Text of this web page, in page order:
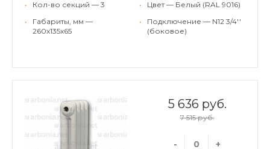
•
Кол-во секций — 3
•
Габариты, мм —
260x135x65
•
Цвет — Белый (RAL 9016)
•
Подключение — N12 3/4''
(боковое)
5 636 руб.
7 515 руб.
- +